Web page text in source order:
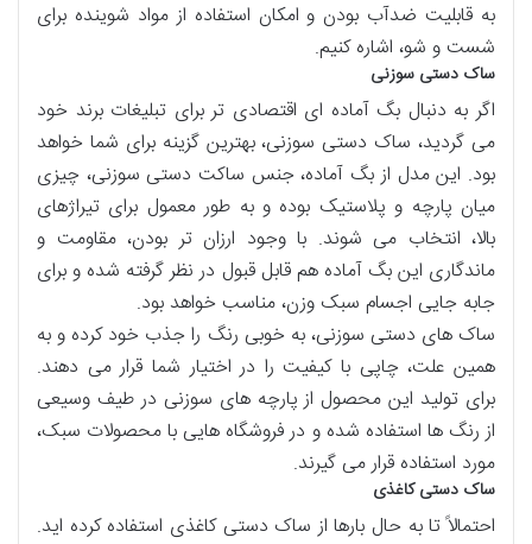
به قابلیت ضدآب بودن و امکان استفاده از مواد شوینده برای
شست و شو، اشاره کنیم.
ساک دستی سوزنی
اگر به دنبال بگ آماده ای اقتصادی تر برای تبلیغات برند خود
می گردید، ساک دستی سوزنی، بهترین گزینه برای شما خواهد
بود. این مدل از بگ آماده، جنس ساکت دستی سوزنی، چیزی
میان پارچه و پلاستیک بوده و به طور معمول برای تیراژهای
بالا، انتخاب می شوند. با وجود ارزان تر بودن، مقاومت و
ماندگاری این بگ آماده هم قابل قبول در نظر گرفته شده و برای
جابه جایی اجسام سبک وزن، مناسب خواهد بود.
ساک های دستی سوزنی، به خوبی رنگ را جذب خود کرده و به
همین علت، چاپی با کیفیت را در اختیار شما قرار می دهند.
برای تولید این محصول از پارچه های سوزنی در طیف وسیعی
از رنگ ها استفاده شده و در فروشگاه هایی با محصولات سبک،
مورد استفاده قرار می گیرند.
ساک دستی کاغذی
احتمالاً تا به حال بارها از ساک دستی کاغذی استفاده کرده اید.